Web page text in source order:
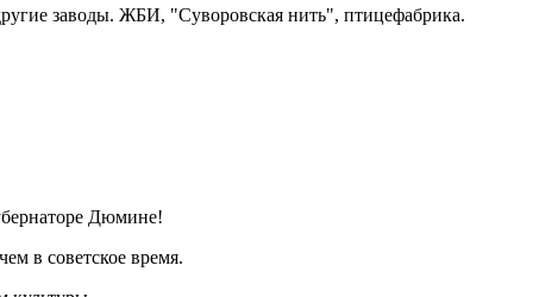
заводы. ЖБИ, "Суворовская нить", птицефабрика.
Дюмине!
в советское время.